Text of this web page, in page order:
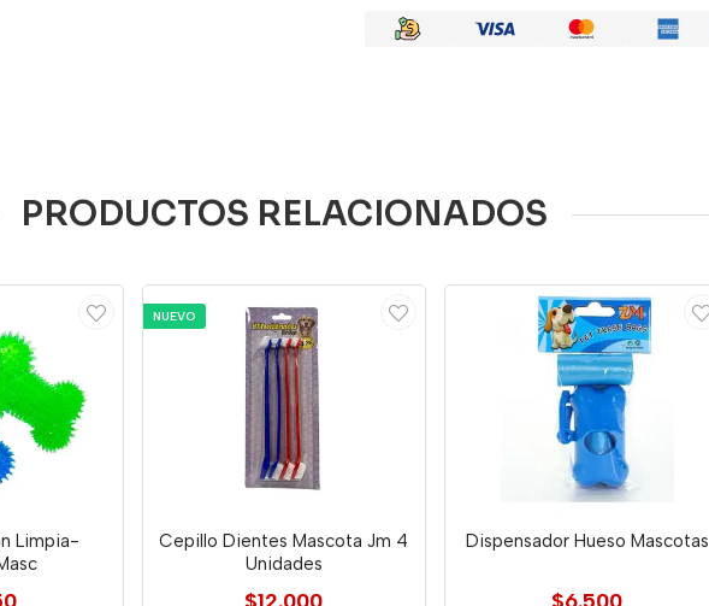
PRODUCTOS RELACIONADOS
Limpia-
NUEVO
Cepillo Dientes Mascota Jm 4
Unidades
Dispensador Hueso Mascotas